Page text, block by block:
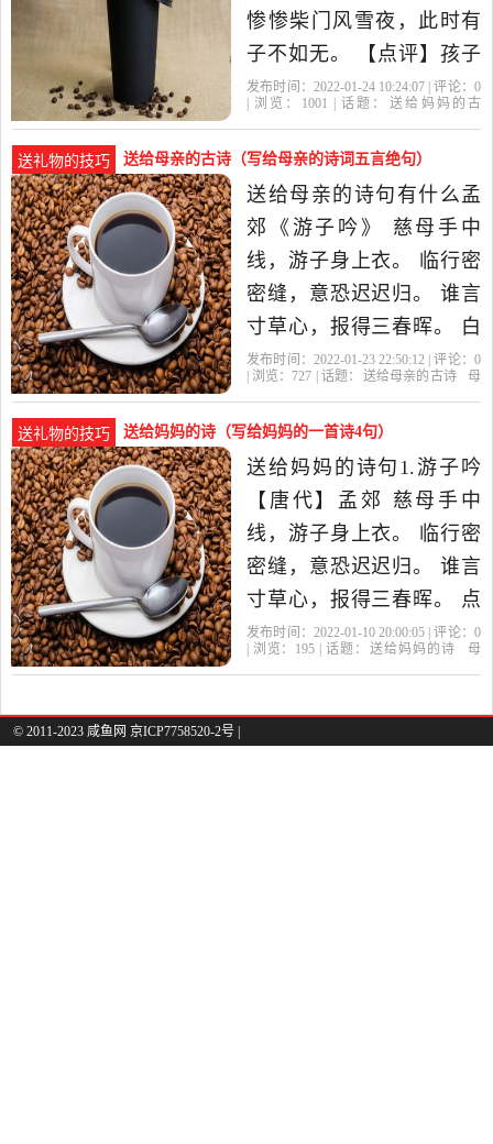
惨惨柴门风雪夜，此时有
子不如无。 【点评】孩子
要独立面对生活的时候，
亲渐生的白发，谁能不为
之动容呢?谁又忍心离别
呢?但这是没有办法的事
情，母子之间，终有一...推
荐几首
发布时间：2022-01-24 10:24:07 | 评论： 0
| 浏览：
1001 | 话题：
送给妈妈的古
送礼物的技巧 送给母亲的古诗（写给母亲的诗词五言绝句）
送给母亲的诗句有什么孟
郊《游子吟》 慈母手中
线，游子身上衣。 临行密
密缝，意恐迟迟归。 谁言
寸草心，报得三春晖。 白
居易《燕诗示刘叟》选 思
当时父母念，今日尔应
知。 韩愈《谁氏子》选 白
头老母遮门啼，挽断衫袖
留不止。 王安石《十五》..
发布时间：2022-01-23 22:50:12 | 评论： 0
| 浏览： 727 | 话题： 送给母亲的古诗
母
送礼物的技巧 送给妈妈的诗（写给妈妈的一首诗4句）
送给妈妈的诗句1.游子吟
【唐代】孟郊 慈母手中
线，游子身上衣。 临行密
密缝，意恐迟迟归。 谁言
寸草心，报得三春晖。 点
评： 几乎每个中国人都读
发布时间：2022-01-10 20:00:05 | 评论： 0
| 浏览： 195 | 话题： 送给妈妈的诗
母
© 2011-2023 咸鱼网 京ICP7758520-2号 |